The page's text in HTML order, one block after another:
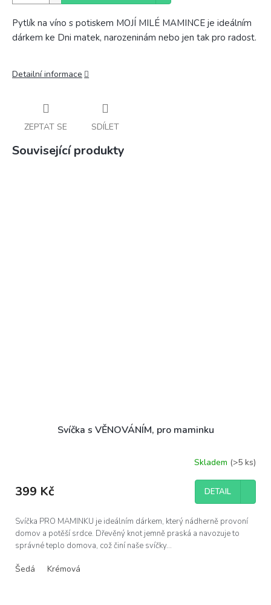
Pytlík na víno s potiskem MOJÍ MILÉ MAMINCE je ideálním
dárkem ke Dni matek, narozeninám nebo jen tak pro radost.
Detailní informace
ZEPTAT SE SDÍLET
Související produkty
Svíčka s VĚNOVÁNÍM, pro maminku
produktu
je
z
5
hvězdiček.
Skladem (>5 ks)
399 Kč DETAIL
Svíčka PRO MAMINKU je ideálním dárkem, který nádherně provoní
domov a potěší srdce. Dřevěný knot jemně praská a navozuje to
správné teplo domova, což činí naše svíčky...
Šedá Krémová